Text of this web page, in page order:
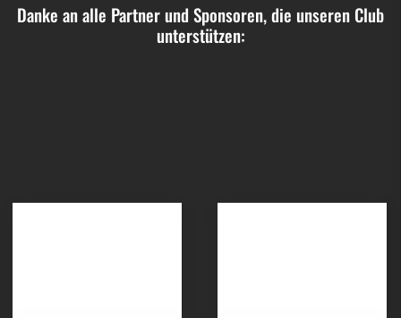
Danke an alle Partner und Sponsoren, die unseren Club
unterstützen: